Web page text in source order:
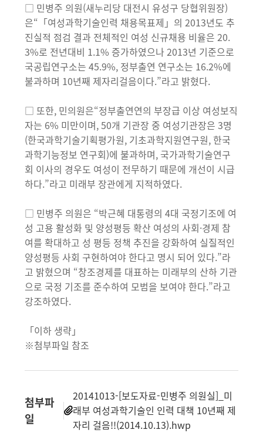
□ 민병주 의원(새누리당 대전시 유성구 당협위원장)
은“「여성과학기술인력 채용목표제」의 2013년도 추
진실적 점검 결과 전체적인 여성 신규채용 비율은 20.
3%로 전년대비 1.1% 증가하였으나 2013년 기준으로
국공립연구소는 45.9%, 정부출연 연구소는 16.2%에
불과하며 10년째 제자리걸음이다.”라고 밝혔다.
□ 또한, 민의원은“정부출연연의 부장급 이상 여성보직
자는 6% 미만이며, 50개 기관장 중 여성기관장은 3명
(한국과학기술기획평가원, 기초과학지원연구원, 한국
과학기능정보 연구회)에 불과하며, 국가과학기술연구
회 이사의 경우도 여성이 전무하기 때문에 개선이 시급
하다.”라고 미래부 장관에게 지적하였다.
□ 민병주 의원은 “박근혜 대통령의 4대 국정기조에 여
성 고용 활성화 및 양성평등 확산 여성의 사회·경제 참
여를 확대하고 성 평등 정책 추진을 강화하여 실질적인
양성평등 사회 구현하여야 한다고 명시 되어 있다.”라
고 밝혔으며 “창조경제를 대표하는 미래부의 산하 기관
으로 국정 기조를 준수하여 모범을 보여야 한다.”라고
강조하였다.
「이하 생략」
※첨부파일 참조
첨부파
일
20141013-[보도자료-민병주 의원실]_미
래부 여성과학기술인 인력 대책 10년째 제
자리 걸음!!(2014.10.13).hwp